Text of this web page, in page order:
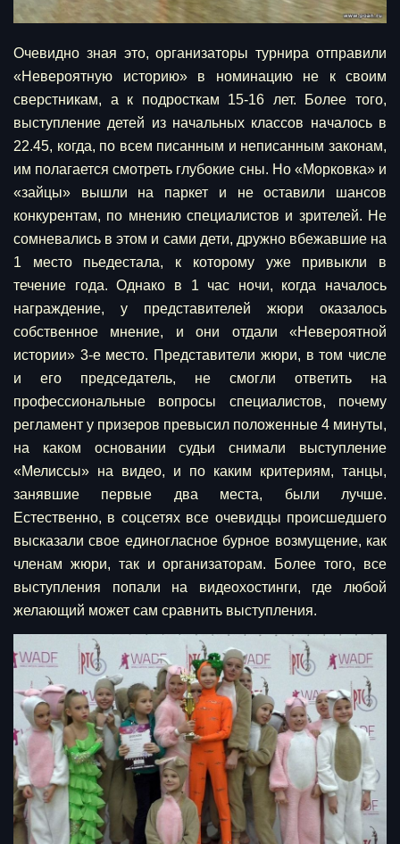
Очевидно зная это, организаторы турнира отправили
«Невероятную историю» в номинацию не к своим
сверстникам, а к подросткам 15-16 лет. Более того,
выступление детей из начальных классов началось в
22.45, когда, по всем писанным и неписанным законам,
им полагается смотреть глубокие сны. Но «Морковка» и
«зайцы» вышли на паркет и не оставили шансов
конкурентам, по мнению специалистов и зрителей. Не
сомневались в этом и сами дети, дружно вбежавшие на
1 место пьедестала, к которому уже привыкли в
течение года. Однако в 1 час ночи, когда началось
награждение, у представителей жюри оказалось
собственное мнение, и они отдали «Невероятной
истории» 3-е место. Представители жюри, в том числе
и его председатель, не смогли ответить на
профессиональные вопросы специалистов, почему
регламент у призеров превысил положенные 4 минуты,
на каком основании судьи снимали выступление
«Мелиссы» на видео, и по каким критериям, танцы,
занявшие первые два места, были лучше.
Естественно, в соцсетях все очевидцы происшедшего
высказали свое единогласное бурное возмущение, как
членам жюри, так и организаторам. Более того, все
выступления попали на видеохостинги, где любой
желающий может сам сравнить выступления.